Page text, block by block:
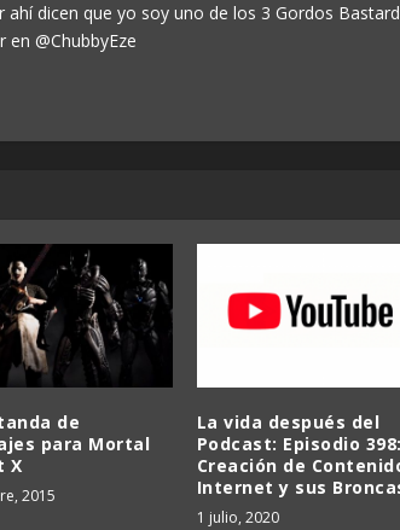
ahí dicen que yo soy uno de los 3 Gordos
@ChubbyEze
de
para Mortal
X
2015
La vida después del
Podcast: Episodio
Creación de
Internet y sus
1 julio, 2020